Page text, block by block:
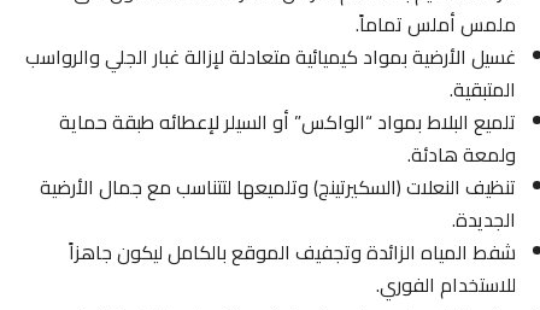
ملمس أملس تماماً.
غسيل الأرضية بمواد كيميائية متعادلة لإزالة غبار الجلي والرواسب
المتبقية.
تلميع البلاط بمواد “الواكس” أو السيلر لإعطائه طبقة حماية
ولمعة هادئة.
تنظيف النعلات (السكيرتينج) وتلميعها لتتناسب مع جمال الأرضية
الجديدة.
شفط المياه الزائدة وتجفيف الموقع بالكامل ليكون جاهزاً
للاستخدام الفوري.